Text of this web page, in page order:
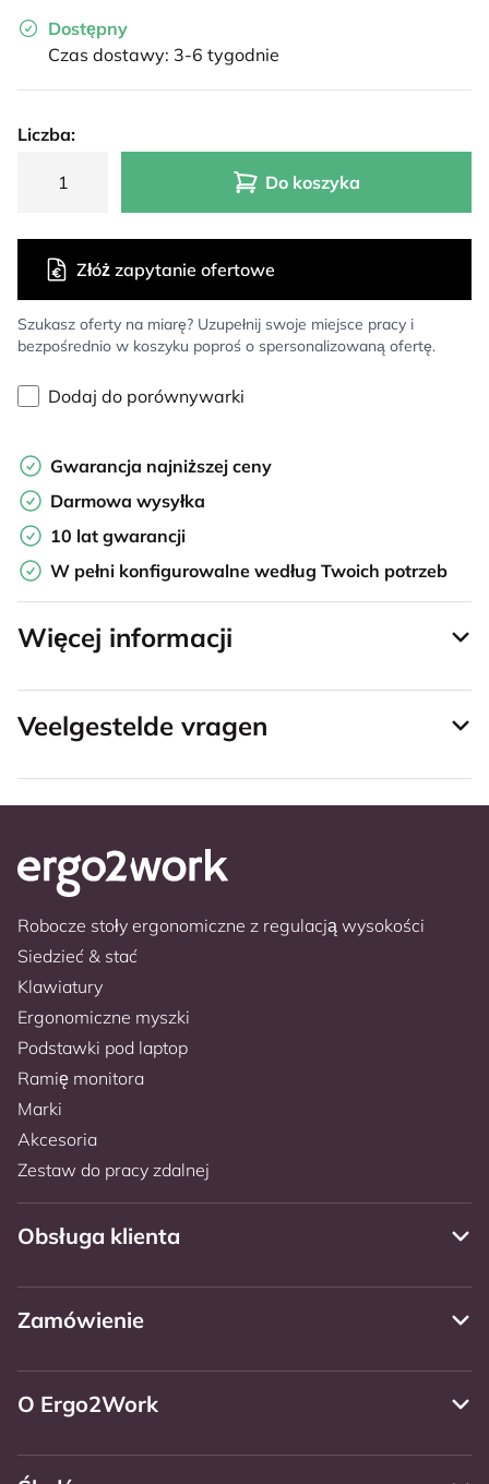
Dostępny
Czas dostawy: 3-6 tygodnie
Liczba:
Do koszyka
Szukasz oferty na miarę? Uzupełnij swoje miejsce pracy i
bezpośrednio w koszyku poproś o spersonalizowaną ofertę.
Złóż zapytanie ofertowe
Dodaj do porównywarki
Gwarancja najniższej ceny
Darmowa wysyłka
10 lat gwarancji
W pełni konfigurowalne według Twoich potrzeb
Więcej informacji
Veelgestelde vragen
Robocze stoły ergonomiczne z regulacją wysokości
Siedzieć & stać
Klawiatury
Ergonomiczne myszki
Podstawki pod laptop
Ramię monitora
Marki
Akcesoria
Zestaw do pracy zdalnej
Obsługa klienta
Zamówienie
O Ergo2Work